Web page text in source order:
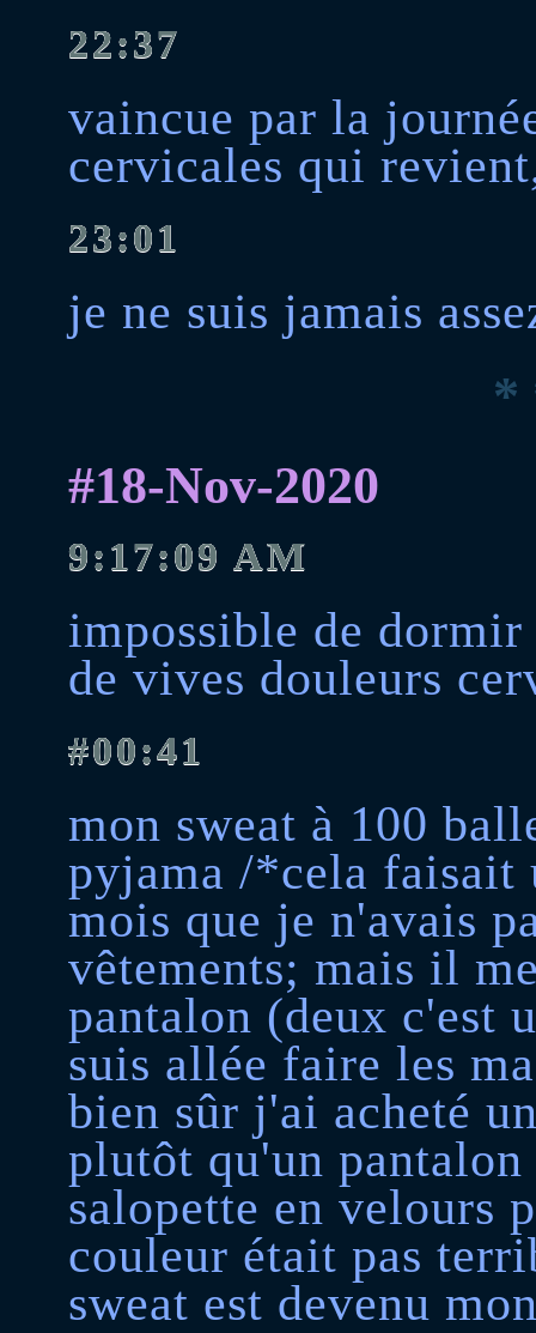
22:37
vaincue par la
cervicales qui
23:01
je ne suis jamais
*
#18-Nov-2020
9:17:09 AM
impossible de dormir
de vives douleurs
#00:41
mon sweat à 100
pyjama /*cela faisait
mois que je n'avais
vêtements; mais il
pantalon (deux c'est
suis allée faire les
bien sûr j'ai acheté
plutôt qu'un
salopette en velours
couleur était pas
sweat est devenu